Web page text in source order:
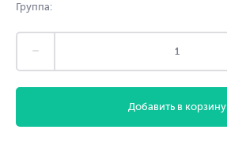
Группа:
Добавить в корзину